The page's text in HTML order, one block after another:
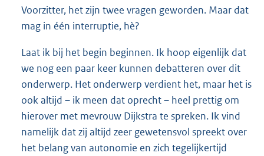
Voorzitter, het zijn twee vragen geworden. Maar dat
mag in één interruptie, hè?
Laat ik bij het begin beginnen. Ik hoop eigenlijk dat
we nog een paar keer kunnen debatteren over dit
onderwerp. Het onderwerp verdient het, maar het is
ook altijd – ik meen dat oprecht – heel prettig om
hierover met mevrouw Dijkstra te spreken. Ik vind
namelijk dat zij altijd zeer gewetensvol spreekt over
het belang van autonomie en zich tegelijkertijd